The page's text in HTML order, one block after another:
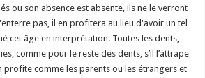
ou son absence est absente, ils ne le verront
pas, il en profitera au lieu d'avoir un tel
cet âge en interprétation. Toutes les dents,
comme pour le reste des dents, s’il l’attrape
profite comme les parents ou les étrangers et